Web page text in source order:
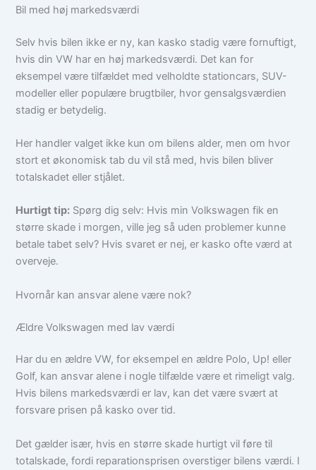
Bil med høj markedsværdi
Selv hvis bilen ikke er ny, kan kasko stadig være fornuftigt,
hvis din VW har en høj markedsværdi. Det kan for
eksempel være tilfældet med velholdte stationcars, SUV-
modeller eller populære brugtbiler, hvor gensalgsværdien
stadig er betydelig.
Her handler valget ikke kun om bilens alder, men om hvor
stort et økonomisk tab du vil stå med, hvis bilen bliver
totalskadet eller stjålet.
Hurtigt tip: Spørg dig selv: Hvis min Volkswagen fik en
større skade i morgen, ville jeg så uden problemer kunne
betale tabet selv? Hvis svaret er nej, er kasko ofte værd at
overveje.
Hvornår kan ansvar alene være nok?
Ældre Volkswagen med lav værdi
Har du en ældre VW, for eksempel en ældre Polo, Up! eller
Golf, kan ansvar alene i nogle tilfælde være et rimeligt valg.
Hvis bilens markedsværdi er lav, kan det være svært at
forsvare prisen på kasko over tid.
Det gælder især, hvis en større skade hurtigt vil føre til
totalskade, fordi reparationsprisen overstiger bilens værdi. I